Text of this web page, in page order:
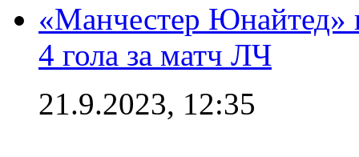
«Манчестер Юнайтед»
4 гола за матч ЛЧ
21.9.2023, 12:35